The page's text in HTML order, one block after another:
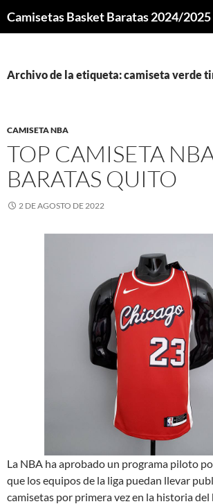
Archivo de la etiqueta: camiseta verde
CAMISETA NBA
TOP CAMISETA
BARATAS QUITO
2 DE AGOSTO DE 2022
La NBA ha aprobado un programa piloto
que los equipos de la liga puedan llevar
camisetas por primera vez en la historia